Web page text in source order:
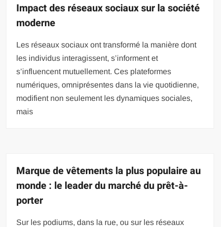
Impact des réseaux sociaux sur la société
moderne
Les réseaux sociaux ont transformé la manière dont
les individus interagissent, s’informent et
s’influencent mutuellement. Ces plateformes
numériques, omniprésentes dans la vie quotidienne,
modifient non seulement les dynamiques sociales,
mais
Marque de vêtements la plus populaire au
monde : le leader du marché du prêt-à-
porter
Sur les podiums, dans la rue, ou sur les réseaux